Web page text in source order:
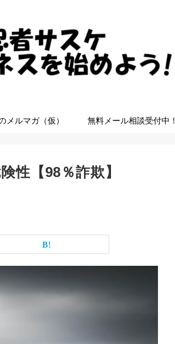
メルマガ（仮） 無料メール相談受付中！
性【98％詐欺】